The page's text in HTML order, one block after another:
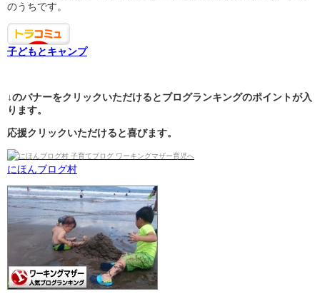
のうちです。
子どもとキャンプ
↓のバナーをクリックいただけるとブログランキングのポイントが入
ります。
応援クリックいただけると喜びます。
にほんブログ村